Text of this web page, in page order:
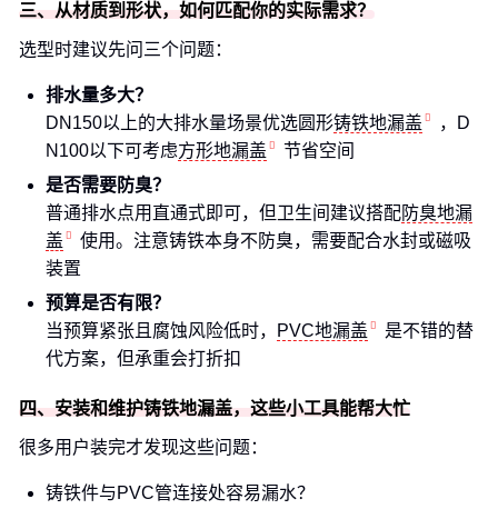
三、从材质到形状，如何匹配你的实际需求？
选型时建议先问三个问题：
排水量多大？
DN150以上的大排水量场景优选圆形铸铁地漏盖
，D
N100以下可考虑方形地漏盖
节省空间
是否需要防臭？
普通排水点用直通式即可，但卫生间建议搭配防臭地漏
盖
使用。注意铸铁本身不防臭，需要配合水封或磁吸
装置
预算是否有限？
当预算紧张且腐蚀风险低时，
PVC地漏盖
是不错的替
代方案，但承重会打折扣
四、安装和维护铸铁地漏盖，这些小工具能帮大忙
很多用户装完才发现这些问题：
铸铁件与PVC管连接处容易漏水？